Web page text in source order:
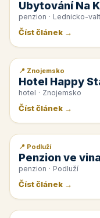
Ubytování Na
penzion · Lednicko-
Číst článek →
📰 PR článek
📍 Znojemsko
Hotel Happy
hotel · Znojemsko
Číst článek →
📰 PR článek
📍 Podluží
Penzion ve
penzion · Podluží
Číst článek →